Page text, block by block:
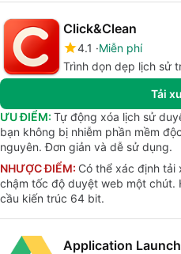
Click&Clean
4.1
Miễn phí
Trình dọn dẹp lịch sử
Tải
ƯU ĐIỂM: Tự động xóa lịch sử
bạn không bị nhiễm phần mềm
nguyên. Đơn giản và dễ sử dụng.
NHƯỢC ĐIỂM: Có thể xác định tải
chậm tốc độ duyệt web một chút.
cầu kiến trúc 64 bit.
Application